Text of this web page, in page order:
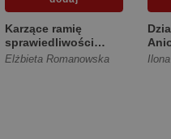
Karzące ramię
sprawiedliwości
ludowej Prokuratory
Elżbieta Romanowska